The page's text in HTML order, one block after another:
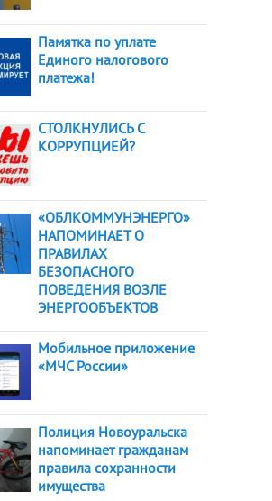
Памятка по уплате
Единого налогового
платежа!
СТОЛКНУЛИСЬ С
КОРРУПЦИЕЙ?
«ОБЛКОММУНЭНЕРГО»
НАПОМИНАЕТ О
ПРАВИЛАХ
БЕЗОПАСНОГО
ПОВЕДЕНИЯ ВОЗЛЕ
ЭНЕРГООБЪЕКТОВ
Мобильное приложение
«МЧС России»
Полиция Новоуральска
напоминает гражданам
правила сохранности
имущества